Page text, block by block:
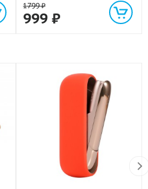
1799₽
999 ₽